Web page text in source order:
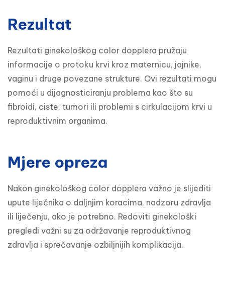
Rezultat
Rezultati ginekološkog color dopplera pružaju
informacije o protoku krvi kroz maternicu, jajnike,
vaginu i druge povezane strukture. Ovi rezultati mogu
pomoći u dijagnosticiranju problema kao što su
fibroidi, ciste, tumori ili problemi s cirkulacijom krvi u
reproduktivnim organima.
Mjere opreza
Nakon ginekološkog color dopplera važno je slijediti
upute liječnika o daljnjim koracima, nadzoru zdravlja
ili liječenju, ako je potrebno. Redoviti ginekološki
pregledi važni su za održavanje reproduktivnog
zdravlja i sprečavanje ozbiljnijih komplikacija.